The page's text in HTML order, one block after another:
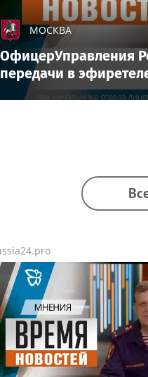
МОСКВА
ОфицерУправления
передачи в